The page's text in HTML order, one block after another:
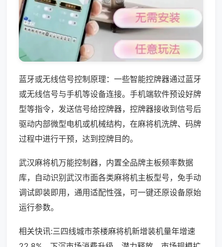
蓝牙或无线信号控制原理：一些智能控牌器通过蓝牙
或无线信号与手机等设备连接。手机端软件预设好牌
型等指令，发送信号给控牌器，控牌器接收到信号后
驱动内部微型电机或机械结构，在麻将机洗牌、码牌
过程中进行干预，达到控牌目的。
武汉麻将机万能控制器，内置全品牌主板频率数据
库，自动识别武汉市面各类麻将机主板型号，免手动
调试即装即用，通用适配性强，可一键还原设备原始
运行参数。
相关快讯:三四线城市茶楼麻将机新增装机量年增速